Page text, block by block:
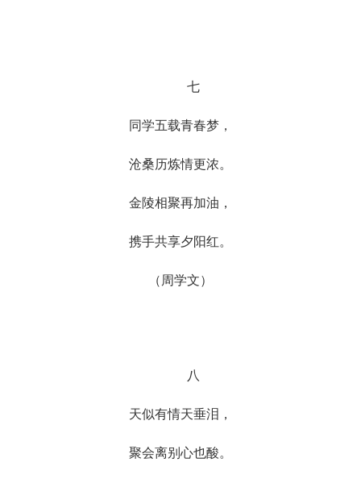
七
同学五载青春梦，
沧桑历炼情更浓。
金陵相聚再加油，
携手共享夕阳红。
（周学文）
八
天似有情天垂泪，
聚会离别心也酸。